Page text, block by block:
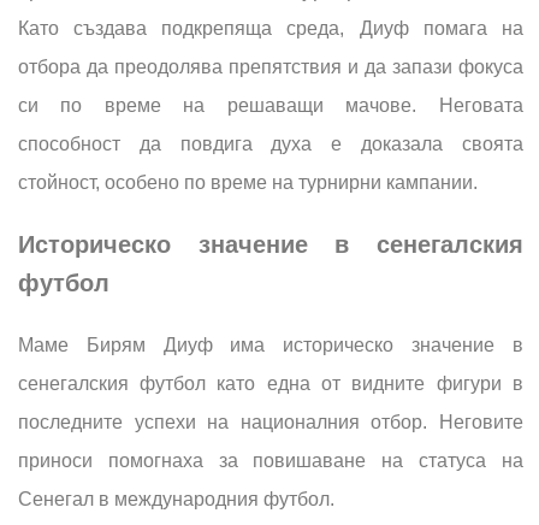
Като създава подкрепяща среда, Диуф помага на
отбора да преодолява препятствия и да запази фокуса
си по време на решаващи мачове. Неговата
способност да повдига духа е доказала своята
стойност, особено по време на турнирни кампании.
Историческо значение в сенегалския
футбол
Маме Бирям Диуф има историческо значение в
сенегалския футбол като една от видните фигури в
последните успехи на националния отбор. Неговите
приноси помогнаха за повишаване на статуса на
Сенегал в международния футбол.